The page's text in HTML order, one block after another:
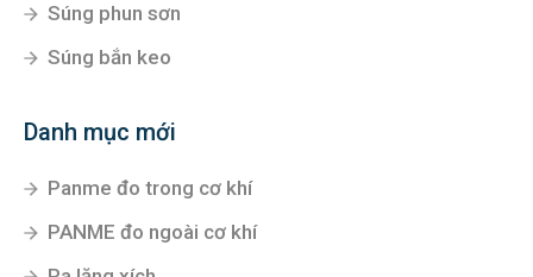
Súng phun sơn
Súng bắn keo
Danh mục mới
Panme đo trong cơ khí
PANME đo ngoài cơ khí